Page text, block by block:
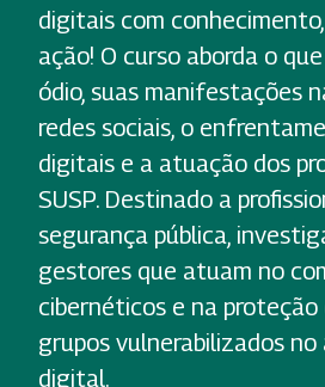
digitais com
ação! O curso aborda o
ódio, suas manifestações
redes sociais, o
digitais e a atuação dos
SUSP. Destinado a
segurança pública,
gestores que atuam no
cibernéticos e na proteção
grupos vulnerabilizados no
digital.